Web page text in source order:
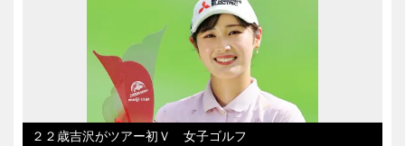
２２歳吉沢がツアー初Ｖ 女子ゴルフ